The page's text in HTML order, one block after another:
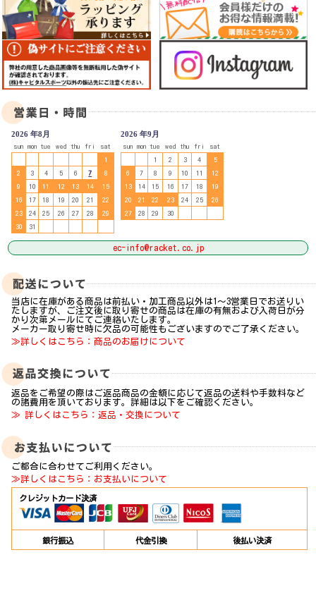
2026 年8月
sun mon tue wed thu fri
sat
1
2
3 4 5 6 7
8
9
10 11 12 13 14
15
16
17 18 19 20 21
22
23
24 25 26 27 28
29
30
31
2026 年9月
sun mon tue wed thu fri
sat
1
2 3 4
5
6
7 8 9 10 11
12
13
14 15 16 17 18
19
20
21 22 23 24 25
26
27
28 29 30
ec-info@racket.co.jp
当店に在庫がある商品は前払い・加工商品以外は1～3営業日でお送りい
たしますが、ご注文後に取り寄せの商品は在庫の有無および入荷日が分
かり次第メールにてご連絡いたします。
メーカー取り寄せ時に欠品の可能性もございますのでご了承ください。
≫詳しくはこちら：商品のお届けについて
返品をご希望の際はご返品商品の金額に応じて返品の送料や手数料など
の諸費用を頂いております。詳細は以下をご確認ください。
≫ 詳しくはこちら：返品・交換について
ご都合に合わせてご利用ください。
≫詳しくはこちら：お支払いについて
クレジットカード決済
銀行振込 代金引換 後払い決済